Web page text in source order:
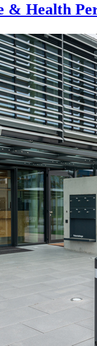
& Health